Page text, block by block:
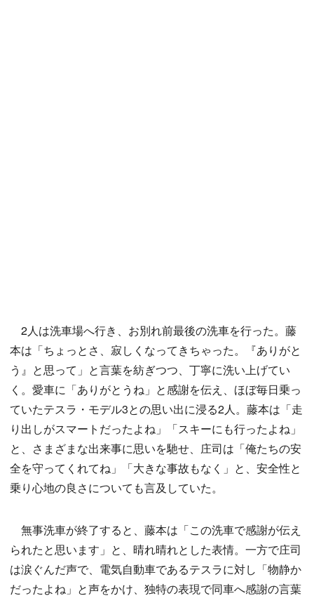
2人は洗車場へ行き、お別れ前最後の洗車を行った。藤
本は「ちょっとさ、寂しくなってきちゃった。『ありがと
う』と思って」と言葉を紡ぎつつ、丁寧に洗い上げてい
く。愛車に「ありがとうね」と感謝を伝え、ほぼ毎日乗っ
ていたテスラ・モデル3との思い出に浸る2人。藤本は「走
り出しがスマートだったよね」「スキーにも行ったよね」
と、さまざまな出来事に思いを馳せ、庄司は「俺たちの安
全を守ってくれてね」「大きな事故もなく」と、安全性と
乗り心地の良さについても言及していた。
無事洗車が終了すると、藤本は「この洗車で感謝が伝え
られたと思います」と、晴れ晴れとした表情。一方で庄司
は涙ぐんだ声で、電気自動車であるテスラに対し「物静か
だったよね」と声をかけ、独特の表現で同車へ感謝の言葉